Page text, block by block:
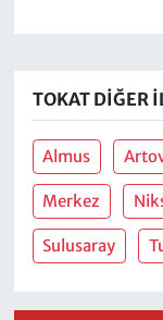
TOKAT DIĞER
Almus
Merkez
Sulusaray